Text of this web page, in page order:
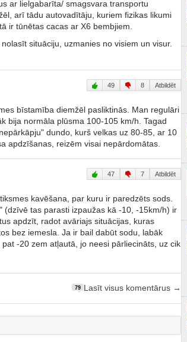
ar lielgabarīta/ smagsvara transportu
arī tādu autovadītāju, kuriem fizikas likumi
ir tūnētas cacas ar X6 bembjiem.
situāciju, uzmanies no visiem un visur.
49 8 Atbildēt
bīstamība diemžēl pasliktinās. Man regulāri
bija normāla plūsma 100-105 km/h. Tagad
dundo, kurš velkas uz 80-85, ar 10
apdzīšanas, reizēm visai nepārdomātas.
47 7 Atbildēt
kavēšana, par kuru ir paredzēts sods.
(dzīvē tas parasti izpaužas kā -10, -15km/h) ir
apdzīt, radot avāriajs situācijas, kuras
bez iemesla. Ja ir bail dabūt sodu, labāk
-20 zem atļautā, jo neesi pārliecināts, uz cik
79 Lasīt visus komentārus →